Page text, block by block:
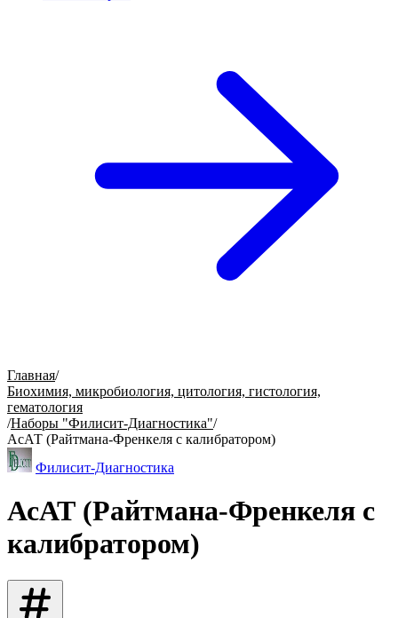
Главная/
Биохимия, микробиология, цитология, гистология,
гематология
/Наборы "Филисит-Диагностика"/
АсАТ (Райтмана-Френкеля с калибратором)
Филисит-Диагностика
АсАТ (Райтмана-Френкеля с
калибратором)